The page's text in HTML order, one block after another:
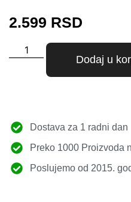
2.599 RSD
Dodaj u
Dostava za 1 radni dan
Preko 1000 Proizvoda
Poslujemo od 2015.